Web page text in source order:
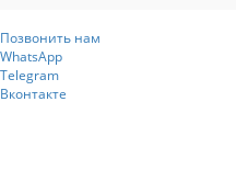
Позвонить нам
WhatsApp
Telegram
Вконтакте